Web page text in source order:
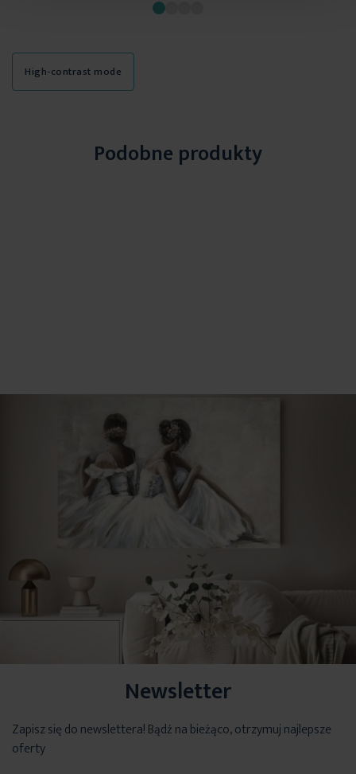
gramatura: 430 g/m
High-contrast mode
Podobne produkty
Newsletter
Zapisz się do newslettera! Bądź na bieżąco, otrzymuj najlepsze
oferty